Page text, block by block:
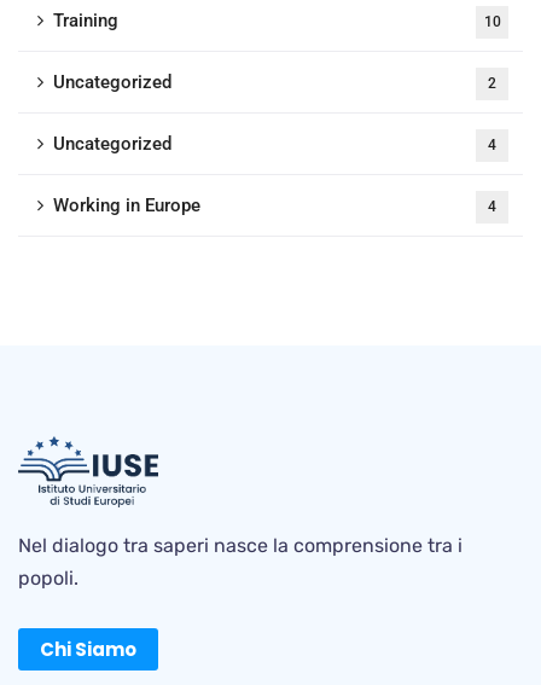
Training 10
Uncategorized 2
Uncategorized 4
Working in Europe 4
Nel dialogo tra saperi nasce la comprensione tra i
popoli.
Chi Siamo